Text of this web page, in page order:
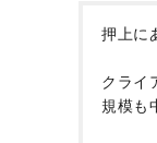
押上に
クライ
規模も